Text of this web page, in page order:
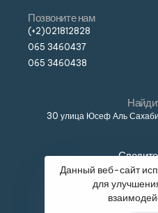
Позвоните нам
(+2)021812828
065 3460437
065 3460438
30 улица Юсеф Аль
Данный веб-сайт
для